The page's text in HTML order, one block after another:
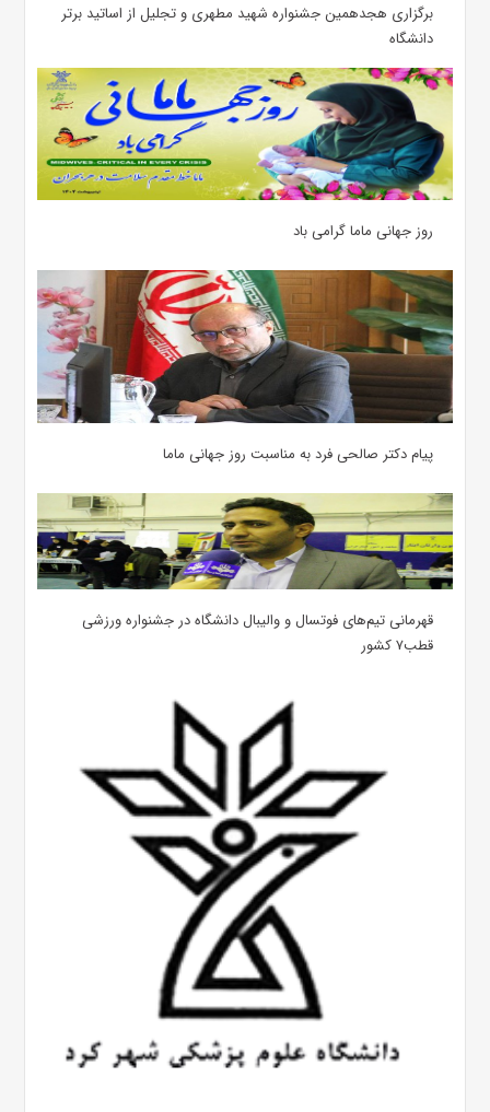
برگزاری هجدهمین جشنواره شهید مطهری و تجلیل از اساتید برتر
دانشگاه
روز جهانی ماما گرامی باد
پیام دکتر صالحی فرد به مناسبت روز جهانی ماما
قهرمانی تیم‌های فوتسال و والیبال دانشگاه در جشنواره ورزشی
قطب۷ کشور